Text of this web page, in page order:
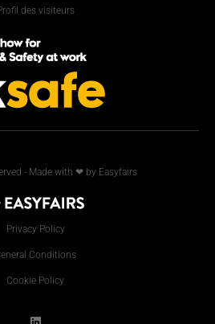
des visiteurs
- Made with ❤ by Easyfairs
Privacy Policy
Conditions
Cookie Policy